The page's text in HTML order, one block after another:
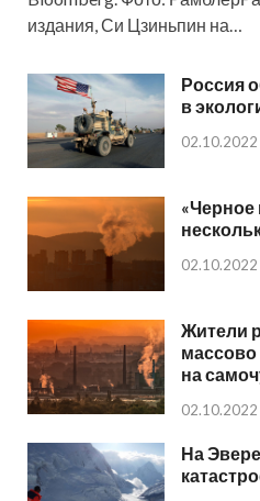
издания, Си Цзиньпин на…
Россия
в
02.10.2022
«Черное
02.10.2022
Жители
на
02.10.2022
На